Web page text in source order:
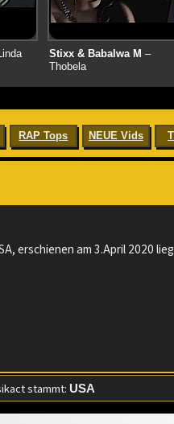
Stixx & Babalwa M –
Thobela
RAP Tops NEUE Vids
erschienen am 3.April 2020
stammt: USA